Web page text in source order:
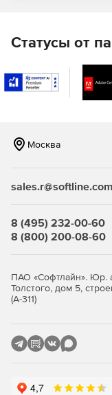
Статусы от
Москва
sales.r@softline.com
8 (495) 232-00-60
8 (800) 200-08-60
ПАО «Софтлайн». Юр.
Толстого, дом 5,
(А-311)